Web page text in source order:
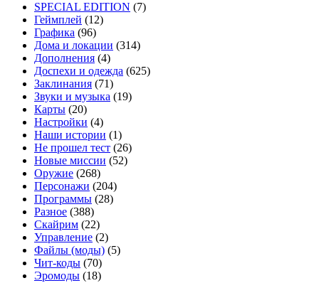
SPECIAL EDITION (7)
Геймплей (12)
Графика (96)
Дома и локации (314)
Дополнения (4)
Доспехи и одежда (625)
Заклинания (71)
Звуки и музыка (19)
Карты (20)
Настройки (4)
Наши истории (1)
Не прошел тест (26)
Новые миссии (52)
Оружие (268)
Персонажи (204)
Программы (28)
Разное (388)
Скайрим (22)
Управление (2)
Файлы (моды) (5)
Чит-коды (70)
Эромоды (18)